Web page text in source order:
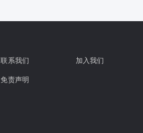
联系我们
加入我们
免责声明